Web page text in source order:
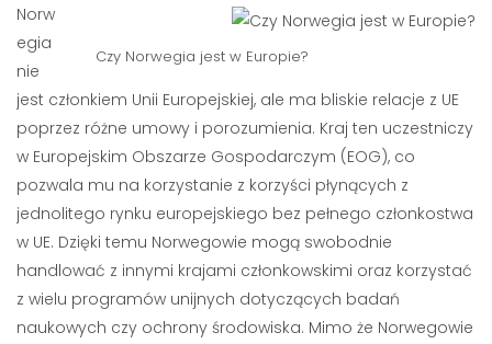
Czy Norwegia jest w Europie?
Norw
egia
nie
jest członkiem Unii Europejskiej, ale ma bliskie relacje z UE
poprzez różne umowy i porozumienia. Kraj ten uczestniczy
w Europejskim Obszarze Gospodarczym (EOG), co
pozwala mu na korzystanie z korzyści płynących z
jednolitego rynku europejskiego bez pełnego członkostwa
w UE. Dzięki temu Norwegowie mogą swobodnie
handlować z innymi krajami członkowskimi oraz korzystać
z wielu programów unijnych dotyczących badań
naukowych czy ochrony środowiska. Mimo że Norwegowie